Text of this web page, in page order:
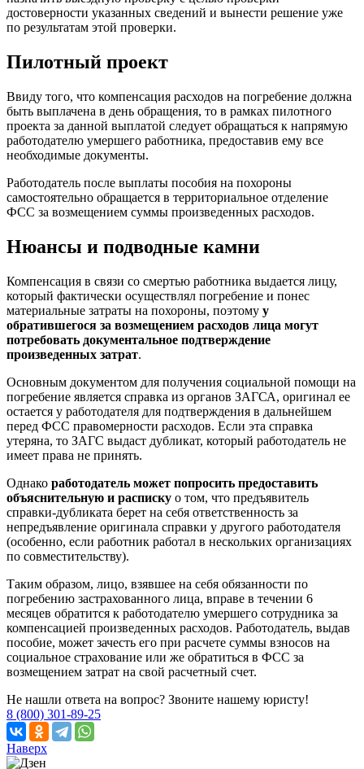
достоверности указанных сведений и вынести решение уже
по результатам этой проверки.
Пилотный проект
Ввиду того, что компенсация расходов на погребение должна
быть выплачена в день обращения, то в рамках пилотного
проекта за данной выплатой следует обращаться к напрямую
работодателю умершего работника, предоставив ему все
необходимые документы.
Работодатель после выплаты пособия на похороны
самостоятельно обращается в территориальное отделение
ФСС за возмещением суммы произведенных расходов.
Нюансы и подводные камни
Компенсация в связи со смертью работника выдается лицу,
который фактически осуществлял погребение и понес
материальные затраты на похороны, поэтому у
обратившегося за возмещением расходов лица могут
потребовать документальное подтверждение
произведенных затрат.
Основным документом для получения социальной помощи на
погребение является справка из органов ЗАГСА, оригинал ее
остается у работодателя для подтверждения в дальнейшем
перед ФСС правомерности расходов. Если эта справка
утеряна, то ЗАГС выдаст дубликат, который работодатель не
имеет права не принять.
Однако работодатель может попросить предоставить
объяснительную и расписку о том, что предъявитель
справки-дубликата берет на себя ответственность за
непредъявление оригинала справки у другого работодателя
(особенно, если работник работал в нескольких организациях
по совместительству).
Таким образом, лицо, взявшее на себя обязанности по
погребению застрахованного лица, вправе в течении 6
месяцев обратится к работодателю умершего сотрудника за
компенсацией произведенных расходов. Работодатель, выдав
пособие, может зачесть его при расчете суммы взносов на
социальное страхование или же обратиться в ФСС за
возмещением затрат на свой расчетный счет.
Не нашли ответа на вопрос? Звоните нашему юристу!
8 (800) 301-89-25
Наверх